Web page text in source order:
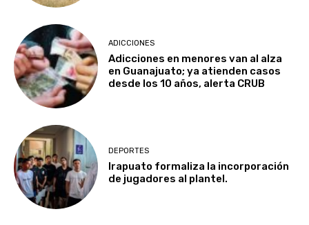
ADICCIONES
Adicciones en menores van al alza
en Guanajuato; ya atienden casos
desde los 10 años, alerta CRUB
DEPORTES
Irapuato formaliza la incorporación
de jugadores al plantel.